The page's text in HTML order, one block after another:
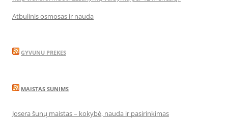
Atbulinis osmosas ir nauda
GYVUNU PREKES
MAISTAS SUNIMS
Josera šunų maistas – kokybė, nauda ir pasirinkimas